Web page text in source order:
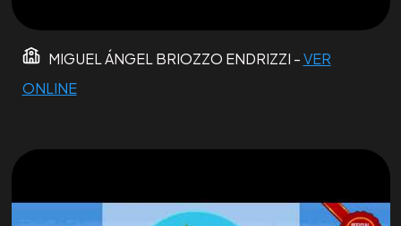
MIGUEL ÁNGEL BRIOZZO ENDRIZZI -VER
ONLINE